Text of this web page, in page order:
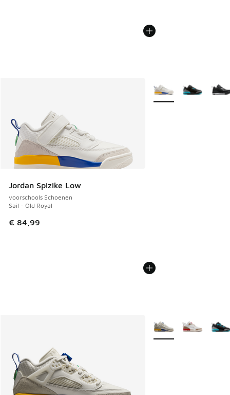
Jordan Spizike Low
voorschools Schoenen
Sail - Old Royal
€ 84,99
Meer kleuren
Meer kleuren